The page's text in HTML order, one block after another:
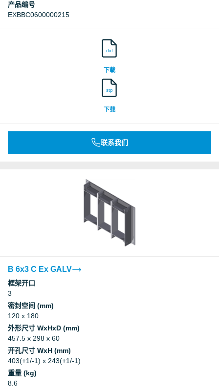
产品编号
EXBBC0600000215
dxf
下载
stp
下载
联系我们
B 6x3 C Ex GALV
框架开口
3
密封空间 (mm)
120 x 180
外形尺寸 WxHxD (mm)
457.5 x 298 x 60
开孔尺寸 WxH (mm)
403(+1/-1) x 243(+1/-1)
重量 (kg)
8.6